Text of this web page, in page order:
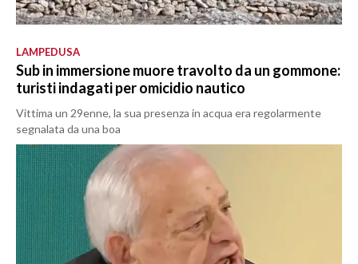
LAMPEDUSA
Sub in immersione muore travolto da un gommone:
turisti indagati per omicidio nautico
Vittima un 29enne, la sua presenza in acqua era regolarmente
segnalata da una boa